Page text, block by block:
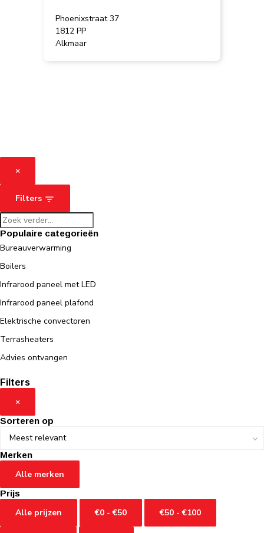
Phoenixstraat 37
1812 PP
Alkmaar
×
Filters
Populaire categorieën
Bureauverwarming
Boilers
Infrarood paneel met LED
Infrarood paneel plafond
Elektrische convectoren
Terrasheaters
Advies ontvangen
Filters
×
Sorteren op
Merken
Alle merken
Prijs
Alle prijzen €0 - €50 €50 - €100